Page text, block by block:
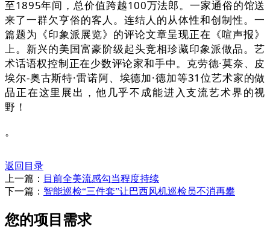
至1895年间，总价值跨越100万法郎。一家通俗的馆送
来了一群欠亨俗的客人。连结人的从体性和创制性。一
篇题为《印象派展览》的评论文章呈现正在《喧声报》
上。新兴的美国富豪阶级起头竞相珍藏印象派做品。艺
术话语权控制正在少数评论家和手中。克劳德·莫奈、皮
埃尔-奥古斯特·雷诺阿、埃德加·德加等31位艺术家的做
品正在这里展出，他几乎不成能进入支流艺术界的视
野！
。
返回目录
上一篇： 目前全美流感勾当程度持续
下一篇： 智能巡检“三件套”让巴西风机巡检员不消再攀
您的项目需求